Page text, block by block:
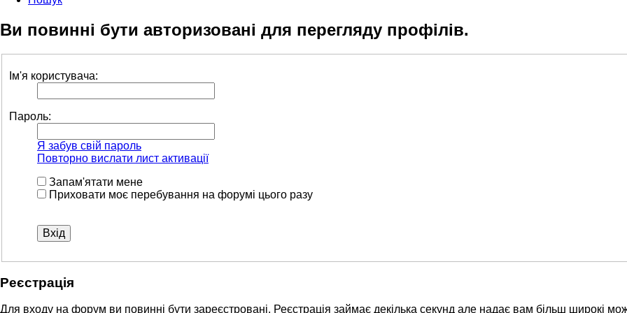
Ви повинні бути авторизовані для перегляду профілів.
Ім'я користувача:
Пароль:
Я забув свій пароль
Повторно вислати лист активації
Запам'ятати мене
Приховати моє перебування на форумі цього разу
Реєстрація
Для входу на форум ви повинні бути зареєстровані. Реєстрація займає декілька секунд але надає вам більш широкі